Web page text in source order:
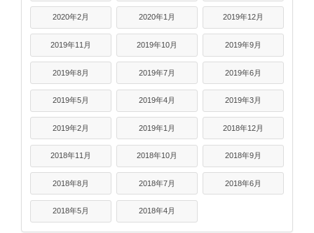
2020年2月 2020年1月 2019年12月
2019年11月 2019年10月 2019年9月
2019年8月 2019年7月 2019年6月
2019年5月 2019年4月 2019年3月
2019年2月 2019年1月 2018年12月
2018年11月 2018年10月 2018年9月
2018年8月 2018年7月 2018年6月
2018年5月 2018年4月